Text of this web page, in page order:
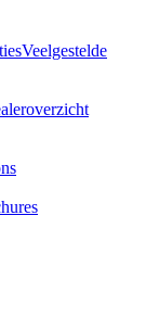
Veelgestelde